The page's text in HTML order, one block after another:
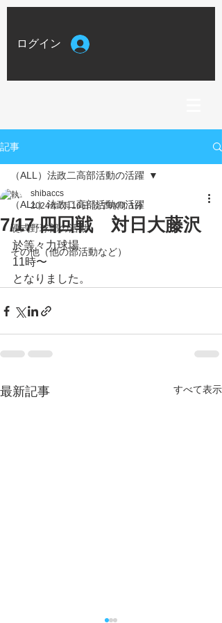
ログイン
記事
（ALL）法政二高部活動の活躍
硬式野球部の活動
その他（他の部活動など）
（ALL）法政二高部活動の活躍
7/17 四回戦 対日大藤沢
shibaccs
2024年7月16日 読了時間: 1分
於等々力球場
11時〜
となりました。
最新記事 すべて表示